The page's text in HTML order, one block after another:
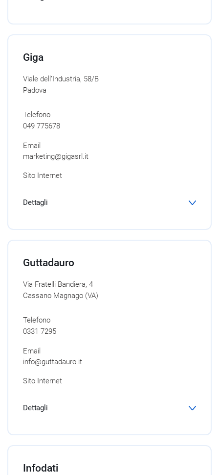
Giga
Viale dell’Industria, 58/B
Padova
Telefono
049 775678
Email
marketing@gigasrl.it
Sito Internet
Dettagli
Guttadauro
Via Fratelli Bandiera, 4
Cassano Magnago (VA)
Telefono
0331 7295
Email
info@guttadauro.it
Sito Internet
Dettagli
Infodati